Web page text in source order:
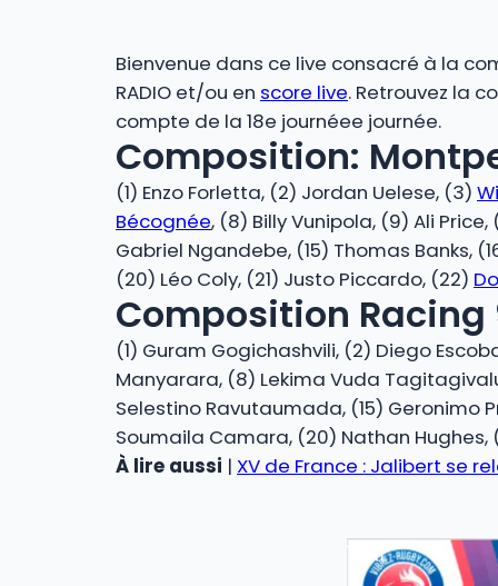
Bienvenue dans ce live consacré à la
RADIO et/ou en score live. Retrouvez la
compte de la 18e journéee journée.
Composition:
(1) Enzo Forletta, (2) Jordan Uelese, (3)
Bécognée, (8) Billy Vunipola, (9) Ali
Gabriel Ngandebe, (15) Thomas Banks,
(20) Léo Coly, (21) Justo Piccardo, (22)
Composition Racing
(1) Guram Gogichashvili, (2) Diego
Manyarara, (8) Lekima Vuda
Selestino Ravutaumada, (15) Geronimo
Soumaila Camara, (20) Nathan Hughes,
À lire aussi | XV de France : Jalibert se